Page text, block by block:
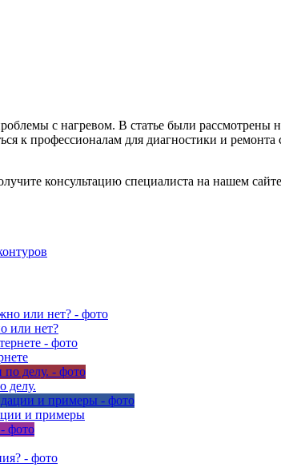
с нагревом. В статье были
к профессионалам для диагностики и
консультацию специалиста на нашем
или нет?
делу.
и примеры